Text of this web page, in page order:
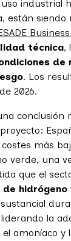
industrial
están siendo
técnica,
de
. Los
2026.
conclusión
más
verde, una
que el
hidrógeno
la
amoníaco y